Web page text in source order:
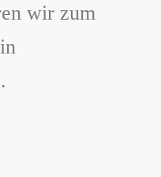
wir zum